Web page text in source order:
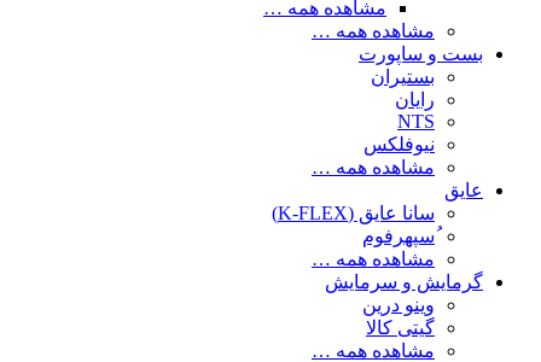
مشاهده همه …
مشاهده همه …
بست و ساپورت
بستیران
رایان
NTS
نیوفلکس
مشاهده همه …
عایق
سانا عایق (K-FLEX)
ُسپهرفوم
مشاهده همه …
گرمایش و سرمایش
وینو درین
گیتی کالا
مشاهده همه …